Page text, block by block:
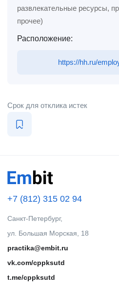
развлекательные ресурсы,
прочее)
Расположение:
https://hh.ru/
Срок для отклика истек
+7 (812) 315 02 94
Санкт-Петербург,
ул. Большая Морская, 18
practika@embit.ru
vk.com/cppksutd
t.me/cppksutd